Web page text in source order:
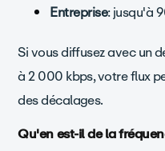
Entreprise: jusqu'à
Si vous diffusez avec un
à 2 000 kbps, votre flux
des décalages.
Qu'en est-il de la